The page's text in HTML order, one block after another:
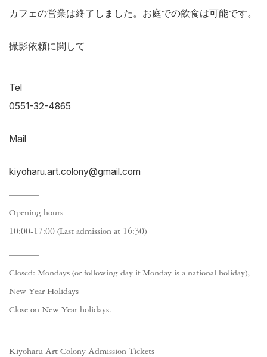
カフェの営業は終了しました。お庭での飲食は可能です。
撮影依頼に関して
Tel
0551-32-4865
Mail
kiyoharu.art.colony@gmail.com
Opening hours
10:00-17:00 (Last admission at 16:30)
Closed: Mondays (or following day if Monday is a national holiday),
New Year Holidays
Close on New Year holidays.
Kiyoharu Art Colony Admission Tickets